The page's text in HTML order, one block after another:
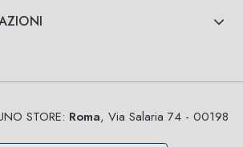
STORE: Roma, Via Salaria 74 - 00198